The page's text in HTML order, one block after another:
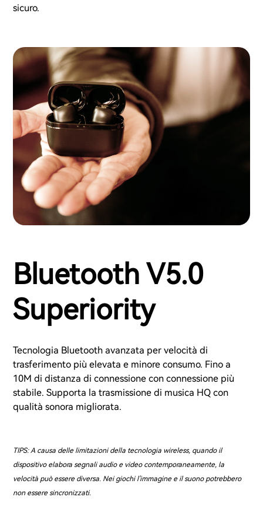
sicuro.
Bluetooth V5.0
Superiority
Tecnologia Bluetooth avanzata per velocità di
trasferimento più elevata e minore consumo. Fino a
10M di distanza di connessione con connessione più
stabile. Supporta la trasmissione di musica HQ con
qualità sonora migliorata.
TIPS: A causa delle limitazioni della tecnologia wireless, quando il
dispositivo elabora segnali audio e video contemporaneamente, la
velocità può essere diversa. Nei giochi l'immagine e il suono potrebbero
non essere sincronizzati.